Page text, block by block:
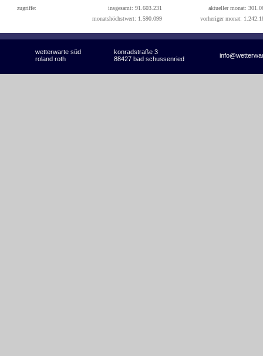
zugriffe: insgesamt: 91.603.231
aktueller monat:
monatshöchstwert: 1.590.099
vorheriger monat:
wetterwarte süd konradstraße 3
roland roth 88427 bad schussenried